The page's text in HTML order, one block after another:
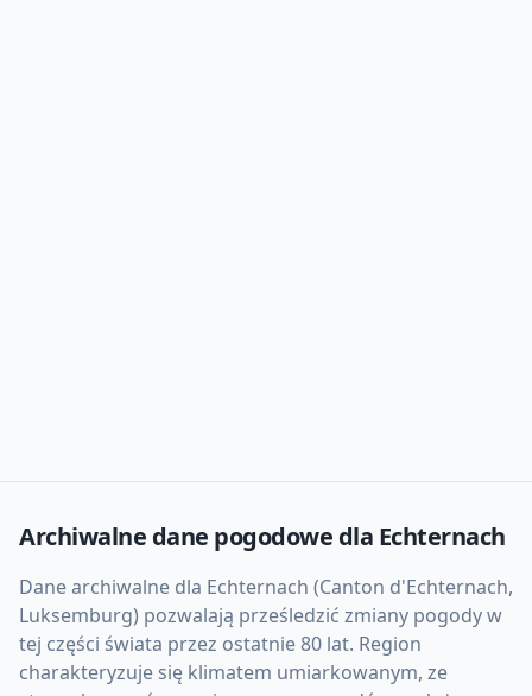
Archiwalne dane pogodowe dla Echternach
Dane archiwalne dla Echternach (Canton d'Echternach,
Luksemburg) pozwalają prześledzić zmiany pogody w
tej części świata przez ostatnie 80 lat. Region
charakteryzuje się klimatem umiarkowanym, ze